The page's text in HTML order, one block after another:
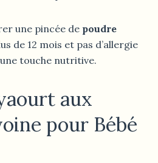
une pincée de poudre
de 12 mois et pas d’allergie
touche nutritive.
aux
pour Bébé